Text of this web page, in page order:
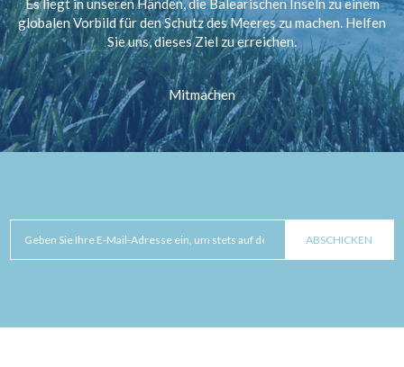
Es liegt in unseren Händen, die Balearischen Inseln zu einem
globalen Vorbild für den Schutz des Meeres zu machen. Helfen
Sie uns, dieses Ziel zu erreichen.
Mitmachen